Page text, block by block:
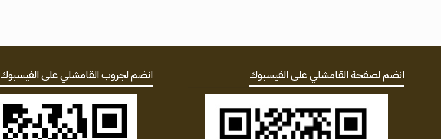
انضم لصفحة القامشلي على الفيسبوك انضم لجروب القامشلي على الفيسبوك